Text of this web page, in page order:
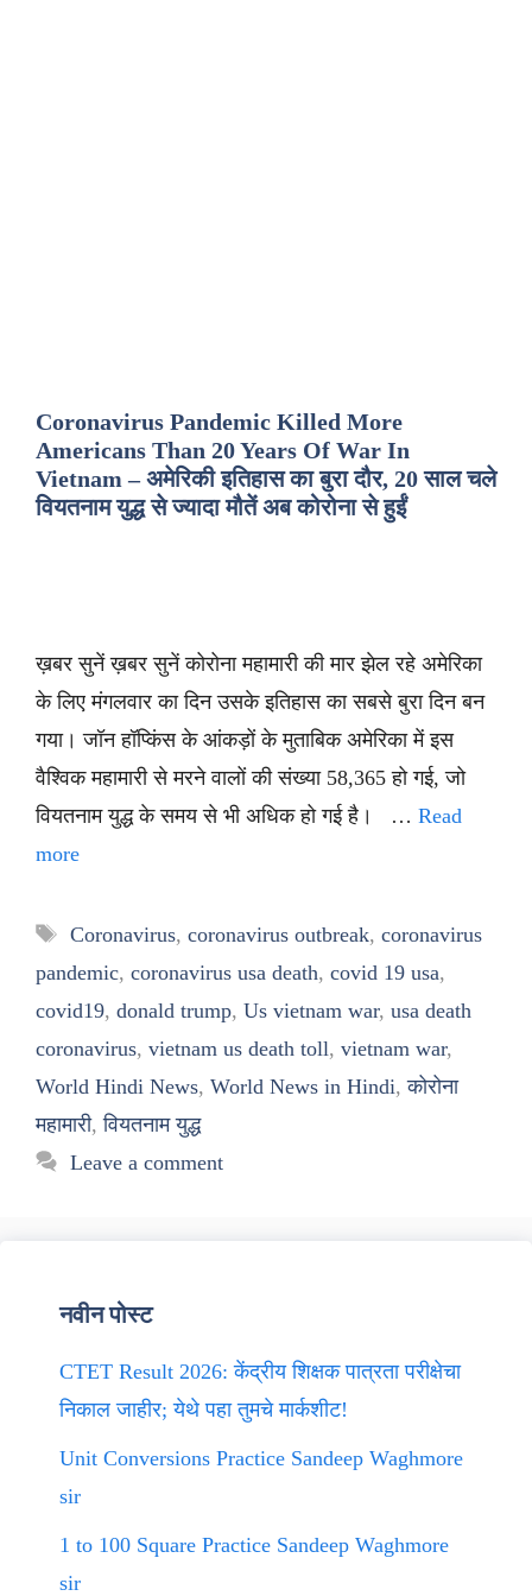
Coronavirus Pandemic Killed More
Americans Than 20 Years Of War In
Vietnam – अमेरिकी इतिहास का बुरा दौर, 20 साल चले
वियतनाम युद्ध से ज्यादा मौतें अब कोरोना से हुईं
ख़बर सुनें ख़बर सुनें कोरोना महामारी की मार झेल रहे अमेरिका
के लिए मंगलवार का दिन उसके इतिहास का सबसे बुरा दिन बन
गया। जॉन हॉप्किंस के आंकड़ों के मुताबिक अमेरिका में इस
वैश्विक महामारी से मरने वालों की संख्या 58,365 हो गई, जो
वियतनाम युद्ध के समय से भी अधिक हो गई है। … Read
more
Tags
Coronavirus, coronavirus outbreak, coronavirus
pandemic, coronavirus usa death, covid 19 usa,
covid19, donald trump, Us vietnam war, usa death
coronavirus, vietnam us death toll, vietnam war,
World Hindi News, World News in Hindi,कोरोना
महामारी,वियतनाम युद्ध
Leave a comment
नवीन पोस्ट
CTET Result 2026: केंद्रीय शिक्षक पात्रता परीक्षेचा
निकाल जाहीर; येथे पहा तुमचे मार्कशीट!
Unit Conversions Practice Sandeep Waghmore
sir
1 to 100 Square Practice Sandeep Waghmore
sir